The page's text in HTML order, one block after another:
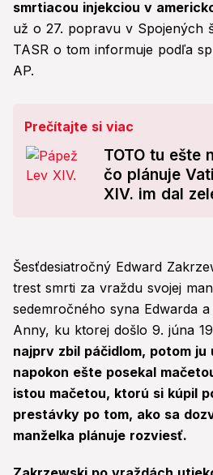
smrtiacou injekciou v
už o 27. popravu v Spojených
TASR o tom informuje podľa
AP.
Prečítajte si viac
TOTO tu ešte
čo plánuje
XIV. im dal
Šesťdesiatročný Edward
trest smrti za vraždu svojej
sedemročného syna Edwarda
Anny, ku ktorej došlo 9. júna
najprv zbil páčidlom, potom ju
napokon ešte posekal
istou mačetou, ktorú si kúpil
prestávky po tom, ako sa
manželka plánuje rozviesť.